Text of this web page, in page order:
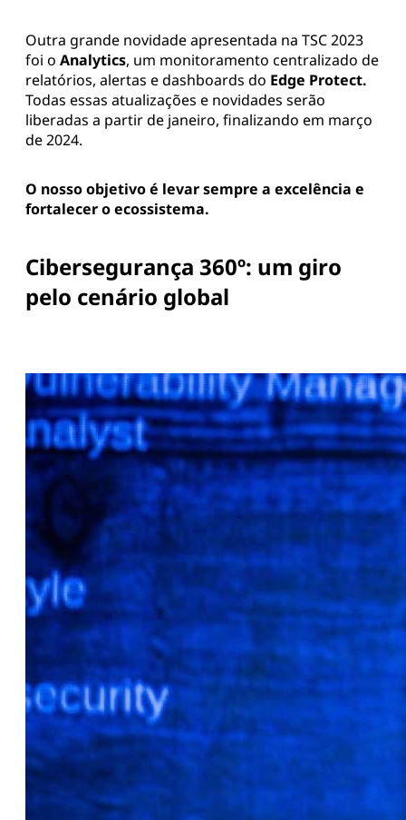
Outra grande novidade apresentada na TSC 2023
foi o Analytics, um monitoramento centralizado de
relatórios, alertas e dashboards do Edge Protect.
Todas essas atualizações e novidades serão
liberadas a partir de janeiro, finalizando em março
de 2024.
O nosso objetivo é levar sempre a excelência e
fortalecer o ecossistema.
Cibersegurança 360º: um giro
pelo cenário global